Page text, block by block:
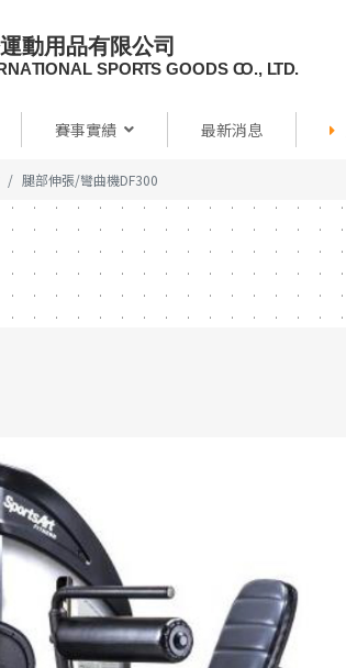
賽事實績 最新消息
腿部伸張/彎曲機DF300